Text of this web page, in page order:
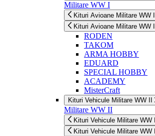
Militare WW I
Kituri Avioane Militare WW I
Kituri Avioane Militare WW I
RODEN
TAKOM
ARMA HOBBY
EDUARD
SPECIAL HOBBY
ACADEMY
MisterCraft
Kituri Vehicule Militare WW II
Militare WW II
Kituri Vehicule Militare WW II
Kituri Vehicule Militare WW II